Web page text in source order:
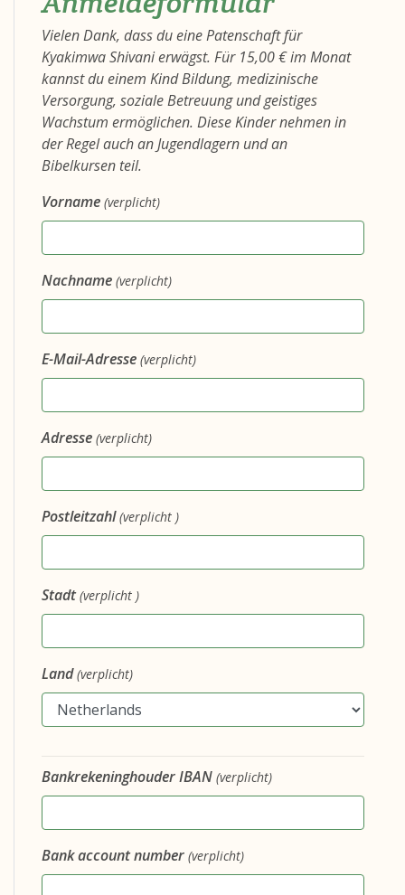
Vielen Dank, dass du eine Patenschaft für
Kyakimwa Shivani erwägst. Für 15,00 € im Monat
kannst du einem Kind Bildung, medizinische
Versorgung, soziale Betreuung und geistiges
Wachstum ermöglichen. Diese Kinder nehmen in
der Regel auch an Jugendlagern und an
Bibelkursen teil.
Vorname (verplicht)
Nachname (verplicht)
E-Mail-Adresse (verplicht)
Adresse (verplicht)
Postleitzahl (verplicht )
Stadt (verplicht )
Land(verplicht)
Bankrekeninghouder IBAN (verplicht)
Bank account number (verplicht)